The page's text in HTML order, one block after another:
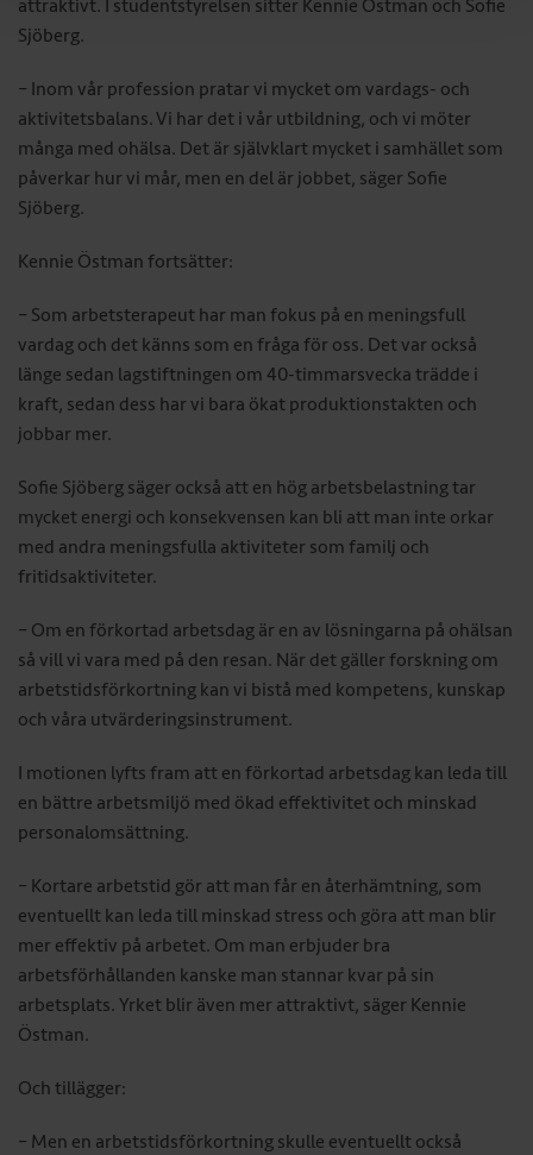
attraktivt. I studentstyrelsen sitter Kennie Östman och Sofie
Sjöberg.
– Inom vår profession pratar vi mycket om vardags- och
aktivitetsbalans. Vi har det i vår utbildning, och vi möter
många med ohälsa. Det är självklart mycket i samhället som
påverkar hur vi mår, men en del är jobbet, säger Sofie
Sjöberg.
Kennie Östman fortsätter:
– Som arbetsterapeut har man fokus på en meningsfull
vardag och det känns som en fråga för oss. Det var också
länge sedan lagstiftningen om 40-timmarsvecka trädde i
kraft, sedan dess har vi bara ökat produktionstakten och
jobbar mer.
Sofie Sjöberg säger också att en hög arbetsbelastning tar
mycket energi och konsekvensen kan bli att man inte orkar
med andra meningsfulla aktiviteter som familj och
fritidsaktiviteter.
– Om en förkortad arbetsdag är en av lösningarna på ohälsan
så vill vi vara med på den resan. När det gäller forskning om
arbetstidsförkortning kan vi bistå med kompetens, kunskap
och våra utvärderingsinstrument.
I motionen lyfts fram att en förkortad arbetsdag kan leda till
en bättre arbetsmiljö med ökad effektivitet och minskad
personalomsättning.
– Kortare arbetstid gör att man får en återhämtning, som
eventuellt kan leda till minskad stress och göra att man blir
mer effektiv på arbetet. Om man erbjuder bra
arbetsförhållanden kanske man stannar kvar på sin
arbetsplats. Yrket blir även mer attraktivt, säger Kennie
Östman.
Och tillägger:
– Men en arbetstidsförkortning skulle eventuellt också